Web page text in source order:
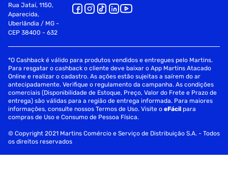
Rua Jataí, 1150,
Aparecida,
Uberlândia / MG -
CEP 38400 - 632
*O Cashback é válido para produtos vendidos e entregues pelo Martins.
Para resgatar o cashback o cliente deve baixar o App Martins Atacado
Online e realizar o cadastro. As ações estão sujeitas a saírem do ar
antecipadamente. Verifique o regulamento da campanha. As condições
comerciais (Disponibilidade de Estoque, Preço, Valor do Frete e Prazo de
entrega) são válidas para a região de entrega informada. Para maiores
informações, consulte nossos Termos de Uso. Visite oeFácil para
compras de Uso e Consumo de Pessoa Física.
© Copyright 2021 Martins Comércio e Serviço de Distribuição S.A. - Todos
os direitos reservados